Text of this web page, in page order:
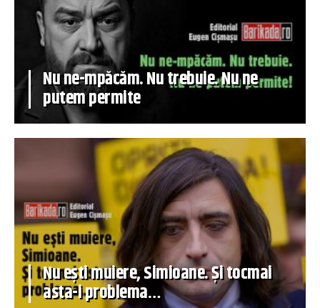
Nu ne-mpăcăm. Nu trebuie. Nu ne
putem permite
Nu ești muiere, Simioane. Și tocmai
asta-i problema…